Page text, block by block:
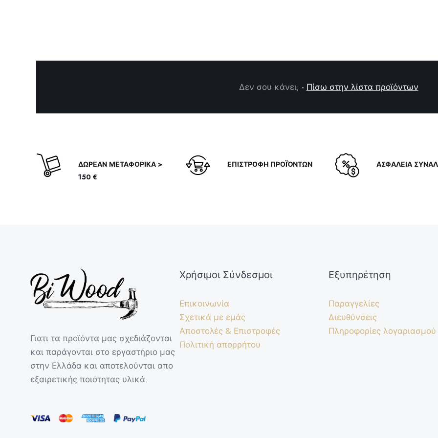
Δεν σου κάνει; - Πίσω στην λίστα προϊόντων
ΔΩΡΕΑΝ ΜΕΤΑΦΟΡΙΚΑ >
150 €
ΕΠΙΣΤΡΟΦΗ ΠΡΟΪΌΝΤΩΝ ΑΣΦΑΛΕΙΑ
Γιατι τα προϊόντα μας σχεδιάζονται
και παράγονται στο εργαστήριο μας
στην Ελλάδα και αποτελούνται απο
εξαιρετικής ποιότητας υλικά.
Χρήσιμοι Σύνδεσμοι
Επικοινωνία
Σχετικά με εμάς
Αποστολές & Επιστροφές
Πολιτική απορρήτου
Εξυπηρέτηση
Παραγγελίες
Διευθύνσεις
Πληροφορίες λογαριασμού